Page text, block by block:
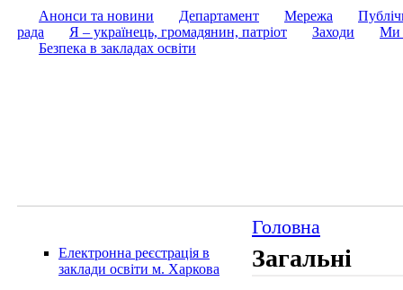
Анонси та новини Департамент Мережа
рада
Я – українець, громадянин, патріот Заходи
Ми
Безпека в закладах освіти
Електронна реєстрація в
заклади освіти м. Харкова
Головна
Загальні